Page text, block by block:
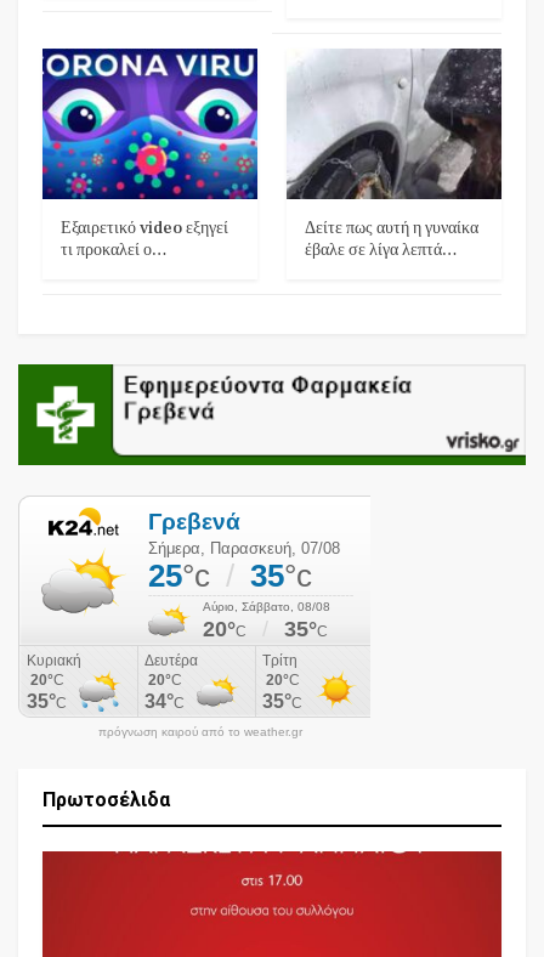
Εξαιρετικό video εξηγεί
τι προκαλεί ο…
Δείτε πως αυτή η γυναίκα
έβαλε σε λίγα λεπτά…
πρόγνωση καιρού από το weather.gr
Πρωτοσέλιδα